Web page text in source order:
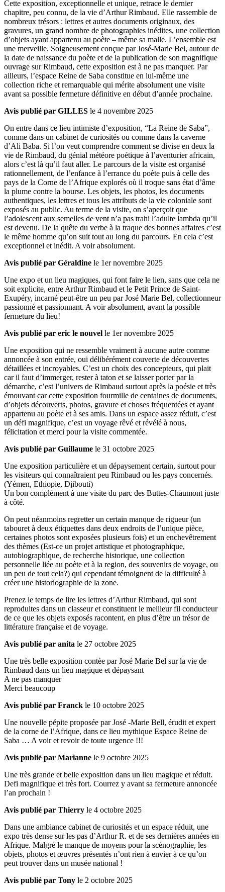
Cette exposition, exceptionnelle et unique, retrace le dernier
chapitre, peu connu, de la vie d’Arthur Rimbaud. Elle rassemble de
nombreux trésors : lettres et autres documents originaux, des
gravures, un grand nombre de photographies inédites, une collection
d’objets ayant appartenu au poète – même sa malle. L’ensemble est
une merveille. Soigneusement conçue par José-Marie Bel, autour de
la date de naissance du poète et de la publication de son magnifique
ouvrage sur Rimbaud, cette exposition est à ne pas manquer. Par
ailleurs, l’espace Reine de Saba constitue en lui-même une
collection riche et remarquable qui mérite absolument une visite
avant sa possible fermeture définitive en début d’année prochaine.
Avis publié par GILLES le 4 novembre 2025
On entre dans ce lieu intimiste d’exposition, “La Reine de Saba”,
comme dans un cabinet de curiosités ou comme dans la caverne
d’Ali Baba. Si l’on veut comprendre comment se divise en deux la
vie de Rimbaud, du génial météore poétique à l’aventurier africain,
alors c’est là qu’il faut aller. Le parcours de la visite est organisé
rationnellement, de l’enfance à l’errance du poète puis à celle des
pays de la Corne de l’Afrique explorés où il troque sans état d’âme
la plume contre la bourse. Les objets, les photos, les documents
authentiques, les lettres et tous les attributs de la vie coloniale sont
exposés au public. Au terme de la visite, on s’aperçoit que
l’adolescent aux semelles de vent n’a pas trahi l’adulte lambda qu’il
est devenu. De la quête du verbe à la traque des bonnes affaires c’est
le même homme qu’on suit tout au long du parcours. En cela c’est
exceptionnel et inédit. A voir absolument.
Avis publié par Géraldine le 1er novembre 2025
Une expo et un lieu magiques, qui font faire le lien, sans que cela ne
soit explicite, entre Arthur Rimbaud et le Petit Prince de Saint-
Exupéry, incarné peut-être un peu par José Marie Bel, collectionneur
passionné et passionnant. A voir absolument, avant la possible
fermeture du lieu!
Avis publié par eric le nouvel le 1er novembre 2025
Une exposition qui ne ressemble vraiment à aucune autre comme
annoncée à son entrée, oui délibérément couverte de découvertes
détaillées et incroyables. C’est un choix des concepteurs, qui plait
car il faut d’immerger, rester à taton et se laisser porter par la
démarche, c’est l’univers de Rimbaud surtout après la poésie et très
émouvant car cette exposition fourmille de centaines de documents,
d’objets découverts, photos, gravure et choses fréquentées et ayant
appartenu au poète et à ses amis. Dans un espace assez réduit, c’est
un défi magnifique, c’est un voyage rêvé et révélé à nous,
félicitation et merci pour la visite commentée.
Avis publié par Guillaume le 31 octobre 2025
Une exposition particulière et un dépaysement certain, surtout pour
les visiteurs qui connaîtraient peu Rimbaud ou les pays concernés.
(Yémen, Ethiopie, Djibouti)
Un bon complément à une visite du parc des Buttes-Chaumont juste
à côté.
On peut néanmoins regretter un certain manque de rigueur (un
tabouret à deux étiquettes dans deux endroits de l’unique pièce,
certaines photos sont exposées plusieurs fois) et un enchevêtrement
des thèmes (Est-ce un projet artistique et photographique,
autobiographique, de recherche historique, une collection
personnelle liée au poète et à la region, des souvenirs de voyage, ou
un peu de tout cela?) qui cependant témoignent de la difficulté à
créer une historiographie de la zone.
Prenez le temps de lire les lettres d’Arthur Rimbaud, qui sont
reproduites dans un classeur et constituent le meilleur fil conducteur
de ce que les objets exposés racontent, en plus d’être un trésor de
littérature française et de voyage.
Avis publié par anita le 27 octobre 2025
Une très belle exposition contèe par José Marie Bel sur la vie de
Rimbaud dans un lieu magique et dépaysant
A ne pas manquer
Merci beaucoup
Avis publié par Franck le 10 octobre 2025
Une nouvelle pépite proposée par José -Marie Bell, érudit et expert
de la corne de l’Afrique, dans ce lieu mythique Espace Reine de
Saba … A voir et revoir de toute urgence !!!
Avis publié par Marianne le 9 octobre 2025
Une très grande et belle exposition dans un lieu magique et réduit.
Defi magnifique et très fort. Courrez y avant sa fermeture annoncée
l’an prochain !
Avis publié par Thierry le 4 octobre 2025
Dans une ambiance cabinet de curiosités et un espace réduit, une
expo très dense sur les pas d’Arthur R. et de ses dernières années en
Afrique. Malgré le manque de moyens pour la scénographie, les
objets, photos et œuvres présentés n’ont rien à envier à ce qu’on
peut trouver dans un musée national !
Avis publié par Tony le 2 octobre 2025